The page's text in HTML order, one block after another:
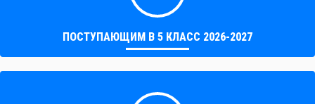
ПОСТУПАЮЩИМ В 5 КЛАСС 2026-2027